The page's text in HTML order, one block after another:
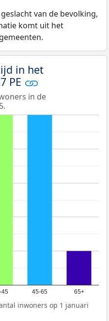
van de bevolking,
komt uit het
in het
PE
in de
45 45-65 65+
inwoners op 1 januari